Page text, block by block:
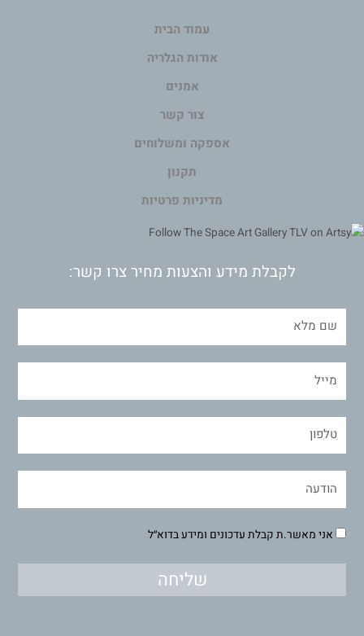
עמוד הבית
אודות הגלריה
אמנים
צור קשר
אספקה ומשלוחים
תקנון
מדיניות פרטיות
לקבלת מידע והצעות מחיר צרו קשר:
אני מאשר.ת קבלת עדכונים ומידע בדוא״ל
שליחה